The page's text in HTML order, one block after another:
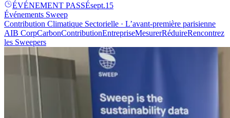
ÉVÉNEMENT PASSÉsept.15
Événements Sweep
Contribution Climatique Sectorielle · L’avant-première parisienne
AIB CorpCarbonContributionEntrepriseMesurerRéduireRencontrez
les Sweepers